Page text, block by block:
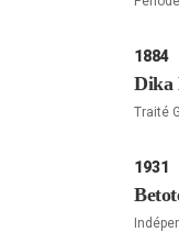
1884
Dika
Traité
1931